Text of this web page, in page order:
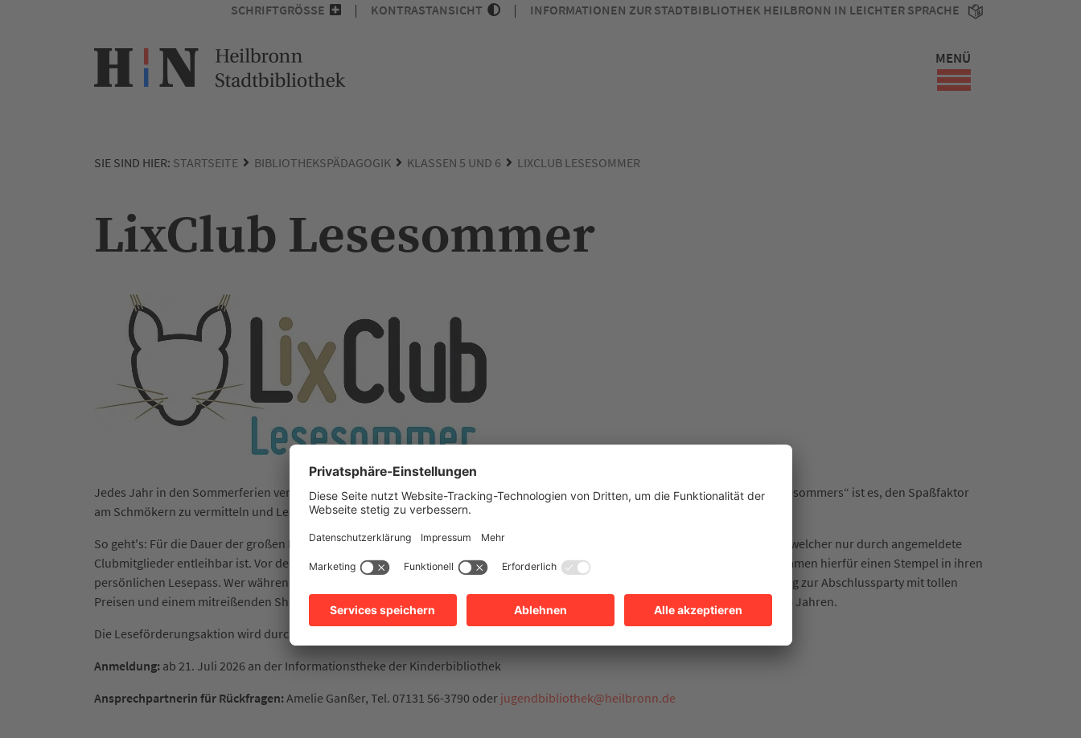
SCHRIFTGRÖSSE KONTRASTANSICHT INFORMATIONEN ZUR STADTBIBLIOTHEK HEILBRONN IN LEICHTER SPRACHE
MENÜ
SIE SIND HIER: STARTSEITE BIBLIOTHEKSPÄDAGOGIK KLASSEN 5 UND 6 LIXCLUB LESESOMMER
LixClub Lesesommer
Jedes Jahr in den Sommerferien veranstaltet die Stadtbibliothek Heilbronn einen Ferienleseclub. Ziel des beliebten „LixClub Lesesommers“ ist es, den Spaßfaktor
am Schmökern zu vermitteln und Leseengagement in der Freizeit zu würdigen.
So geht's: Für die Dauer der großen Ferien wird ein exklusiver Bestand an brandneuer Kinder- und Jugendliteratur bereitgestellt, welcher nur durch angemeldete
Clubmitglieder entleihbar ist. Vor der Rückgabe füllen diese einen kurzen Fragebogen zum jeweils gelesenen Buch aus und bekommen hierfür einen Stempel in ihren
persönlichen Lesepass. Wer während der Ferienzeit mindestens drei Bücher gelesen hat, erhält eine Urkunde sowie eine Einladung zur Abschlussparty mit tollen
Preisen und einem mitreißenden Show-Programm. Teilnehmen dürfen alle Schülerinnen und Schüler im Alter zwischen 10 und 16 Jahren.
Die Leseförderungsaktion wird durch Spenden des Freundeskreises „Lesen – Hören – Wissen“ unterstützt.
Anmeldung: ab 21. Juli 2026 an der Informationstheke der Kinderbibliothek
Ansprechpartnerin für Rückfragen:Amelie Ganßer, Tel. 07131 56-3790 oder jugendbibliothek@heilbronn.de